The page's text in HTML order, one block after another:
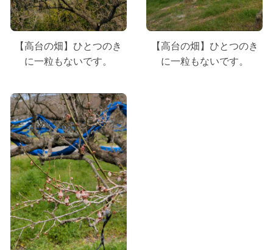
【高台の畑】ひとつのき
に一粒もないです。
【高台の畑】ひとつのき
に一粒もないです。